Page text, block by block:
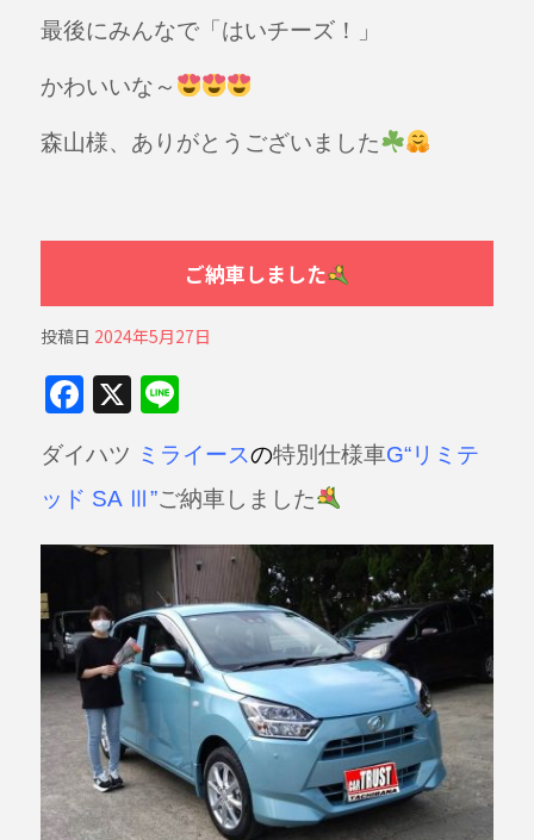
最後にみんなで「はいチーズ！」
かわいいな～
森山様、ありがとうございました
ご納車しました
投稿日 2024年5月27日
F
a
c
e
b
o
k
X Li
n
e
ダイハツ ミライースの特別仕様車G“リミテ
ッド SA Ⅲ”ご納車しました